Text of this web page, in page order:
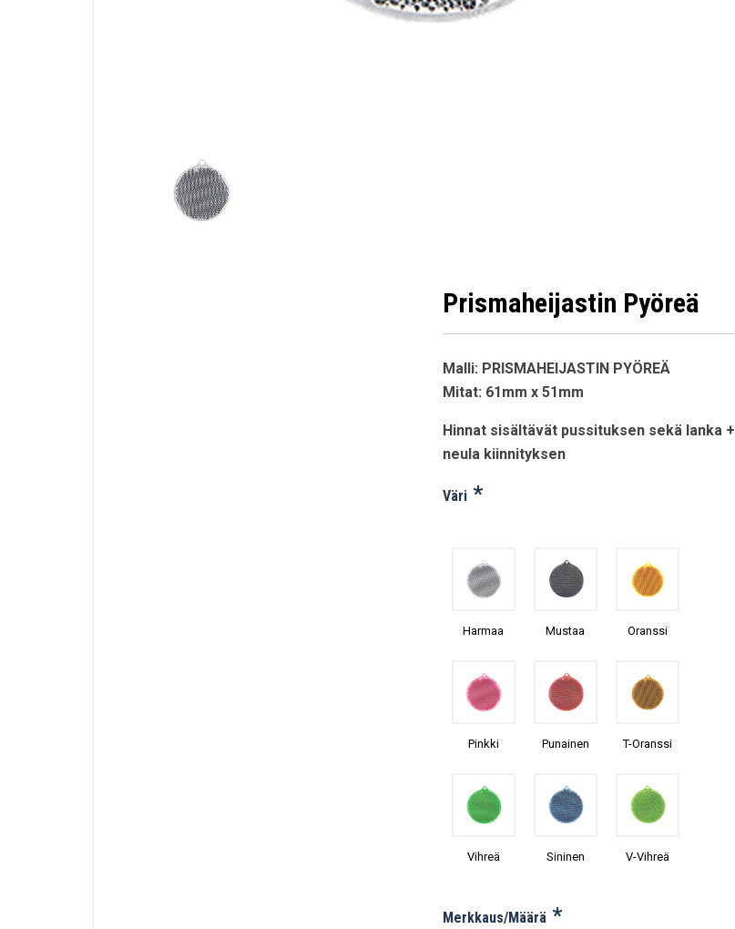
Prismaheijastin Pyöreä
Malli: PRISMAHEIJASTIN PYÖREÄ
Mitat: 61mm x 51mm
Hinnat sisältävät pussituksen sekä lanka +
neula kiinnityksen
Väri *
Harmaa Mustaa Oranssi
Pinkki Punainen T-Oranssi
Vihreä Sininen V-Vihreä
Merkkaus/Määrä*